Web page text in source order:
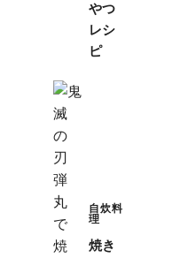
やつ
レシ
ピ
自炊料
理
焼き